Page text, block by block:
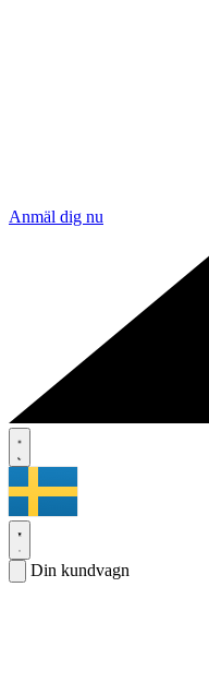
Anmäl dig nu
Din kundvagn